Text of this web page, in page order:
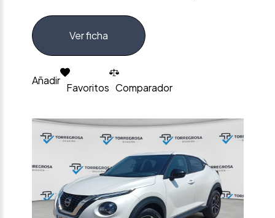
Ver ficha
Añadir
Favoritos Comparador